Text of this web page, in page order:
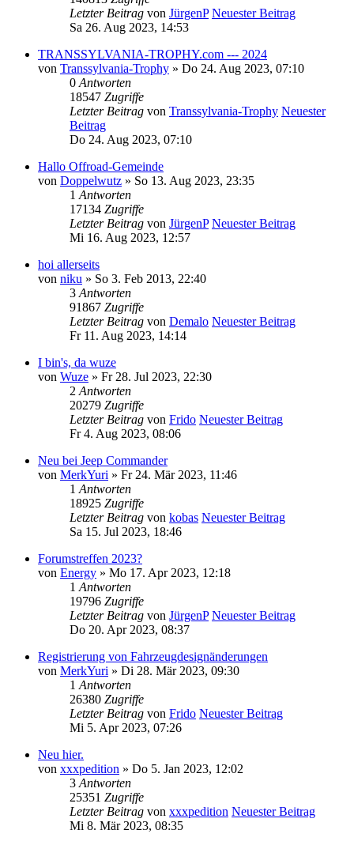
Letzter Beitrag von JürgenP Neuester Beitrag
Sa 26. Aug 2023, 14:53
TRANSSYLVANIA-TROPHY.com --- 2024
von Transsylvania-Trophy » Do 24. Aug 2023, 07:10
0 Antworten
18547 Zugriffe
Letzter Beitrag von Transsylvania-Trophy Neuester
Beitrag
Do 24. Aug 2023, 07:10
Hallo Offroad-Gemeinde
von Doppelwutz » So 13. Aug 2023, 23:35
1 Antworten
17134 Zugriffe
Letzter Beitrag von JürgenP Neuester Beitrag
Mi 16. Aug 2023, 12:57
hoi allerseits
von niku » So 3. Feb 2013, 22:40
3 Antworten
91867 Zugriffe
Letzter Beitrag von Demalo Neuester Beitrag
Fr 11. Aug 2023, 14:14
I bin's, da wuze
von Wuze » Fr 28. Jul 2023, 22:30
2 Antworten
20279 Zugriffe
Letzter Beitrag von Frido Neuester Beitrag
Fr 4. Aug 2023, 08:06
Neu bei Jeep Commander
von MerkYuri » Fr 24. Mär 2023, 11:46
1 Antworten
18925 Zugriffe
Letzter Beitrag von kobas Neuester Beitrag
Sa 15. Jul 2023, 18:46
Forumstreffen 2023?
von Energy » Mo 17. Apr 2023, 12:18
1 Antworten
19796 Zugriffe
Letzter Beitrag von JürgenP Neuester Beitrag
Do 20. Apr 2023, 08:37
Registrierung von Fahrzeugdesignänderungen
von MerkYuri » Di 28. Mär 2023, 09:30
1 Antworten
26380 Zugriffe
Letzter Beitrag von Frido Neuester Beitrag
Mi 5. Apr 2023, 07:26
Neu hier.
von xxxpedition » Do 5. Jan 2023, 12:02
3 Antworten
25351 Zugriffe
Letzter Beitrag von xxxpedition Neuester Beitrag
Mi 8. Mär 2023, 08:35